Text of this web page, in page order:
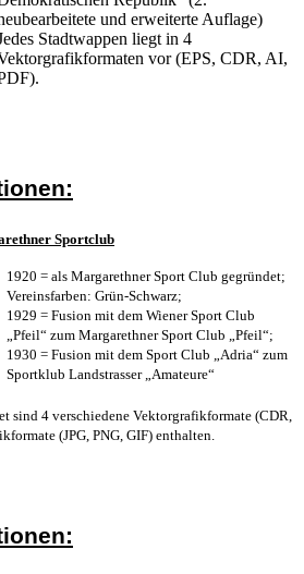
und erweiterte Auflage)
Stadtwappen liegt in 4
vor (EPS, CDR, AI,
Sportclub
1920 = als Margarethner Sport Club gegründet;
Vereinsfarben: Grün-Schwarz;
1929 = Fusion mit dem Wiener Sport Club
„Pfeil“ zum Margarethner Sport Club „Pfeil“;
1930 = Fusion mit dem Sport Club „Adria“ zum
Sportklub Landstrasser „Amateure“
sind 4 verschiedene Vektorgrafikformate (CDR,
(JPG, PNG, GIF) enthalten.